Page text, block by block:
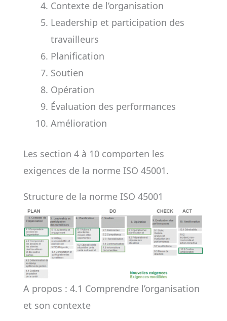
Contexte de l’organisation
Leadership et participation des
travailleurs
Planification
Soutien
Opération
Évaluation des performances
Amélioration
Les section 4 à 10 comporten les
exigences de la norme ISO 45001.
Structure de la norme ISO 45001
A propos : 4.1 Comprendre l’organisation
et son contexte